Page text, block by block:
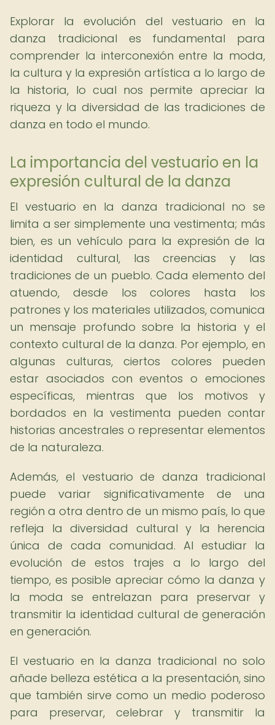
Explorar la evolución del vestuario en la
danza tradicional es fundamental para
comprender la interconexión entre la moda,
la cultura y la expresión artística a lo largo de
la historia, lo cual nos permite apreciar la
riqueza y la diversidad de las tradiciones de
danza en todo el mundo.
La importancia del vestuario en la
expresión cultural de la danza
El vestuario en la danza tradicional no se
limita a ser simplemente una vestimenta; más
bien, es un vehículo para la expresión de la
identidad cultural, las creencias y las
tradiciones de un pueblo. Cada elemento del
atuendo, desde los colores hasta los
patrones y los materiales utilizados, comunica
un mensaje profundo sobre la historia y el
contexto cultural de la danza. Por ejemplo, en
algunas culturas, ciertos colores pueden
estar asociados con eventos o emociones
específicas, mientras que los motivos y
bordados en la vestimenta pueden contar
historias ancestrales o representar elementos
de la naturaleza.
Además, el vestuario de danza tradicional
puede variar significativamente de una
región a otra dentro de un mismo país, lo que
refleja la diversidad cultural y la herencia
única de cada comunidad. Al estudiar la
evolución de estos trajes a lo largo del
tiempo, es posible apreciar cómo la danza y
la moda se entrelazan para preservar y
transmitir la identidad cultural de generación
en generación.
El vestuario en la danza tradicional no solo
añade belleza estética a la presentación, sino
que también sirve como un medio poderoso
para preservar, celebrar y transmitir la